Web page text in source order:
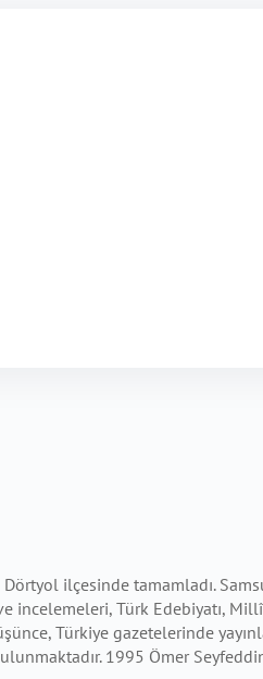
ilçesinde tamamladı.
incelemeleri, Türk Edebiyatı,
Türkiye gazetelerinde
1995 Ömer